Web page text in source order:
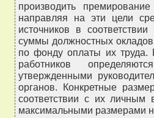
производить
направляя на эти цели
источников в
суммы должностных
по фонду оплаты их труда.
работников
утвержденными
органов. Конкретные
соответствии с их
максимальными размерами